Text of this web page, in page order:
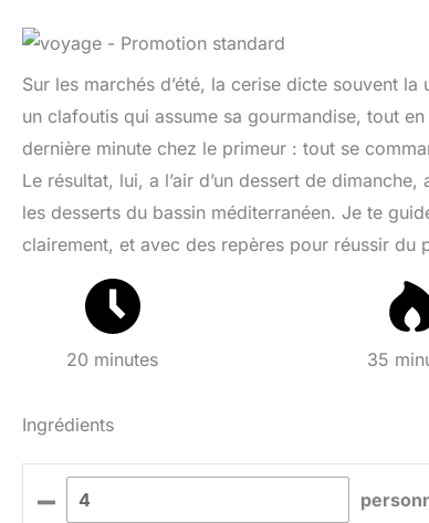
Sur les marchés d’été, la cerise dicte souvent
un clafoutis qui assume sa gourmandise, tout
dernière minute chez le primeur : tout se
Le résultat, lui, a l’air d’un dessert de
les desserts du bassin méditerranéen. Je te
clairement, et avec des repères pour réussir du
20 minutes 35
Ingrédients
–